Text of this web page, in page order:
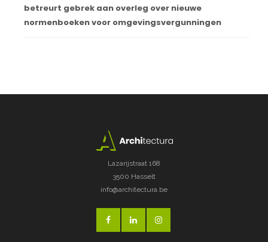
betreurt gebrek aan overleg over nieuwe
normenboeken voor omgevingsvergunningen
Lazarijstraat 168
3500 Hasselt
info@architectura.be